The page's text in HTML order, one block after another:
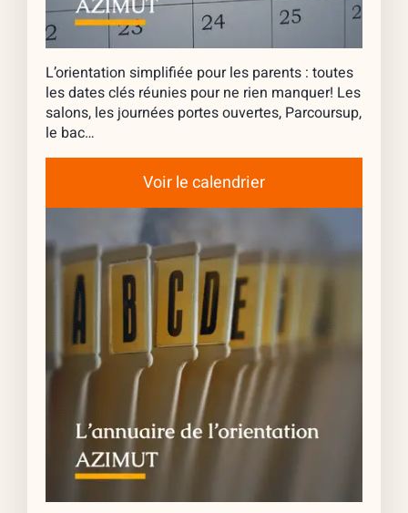
L’orientation simplifiée pour les parents : toutes
les dates clés réunies pour ne rien manquer! Les
salons, les journées portes ouvertes, Parcoursup,
le bac…
Voir le calendrier